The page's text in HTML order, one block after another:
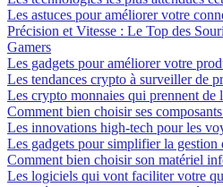
Les astuces pour améliorer votre
Précision et Vitesse : Le Top des
Gamers
Les gadgets pour améliorer votre
Les tendances crypto à surveiller de
Les crypto monnaies qui prennent de
Comment bien choisir ses
Les innovations high-tech pour les
Les gadgets pour simplifier la gestion
Comment bien choisir son matériel
Les logiciels qui vont faciliter votre